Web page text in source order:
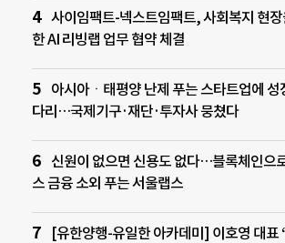
사이임팩트-넥스트임팩트, 사회복지 현장
한 AI 리빙랩 업무 협약 체결
아시아ㆍ태평양 난제 푸는 스타트업에 성
다리…국제기구·재단·투자사 뭉쳤다
신원이 없으면 신용도 없다…블록체인으
스 금융 소외 푸는 서울랩스
[유한양행-유일한 아카데미] 이호영 대표